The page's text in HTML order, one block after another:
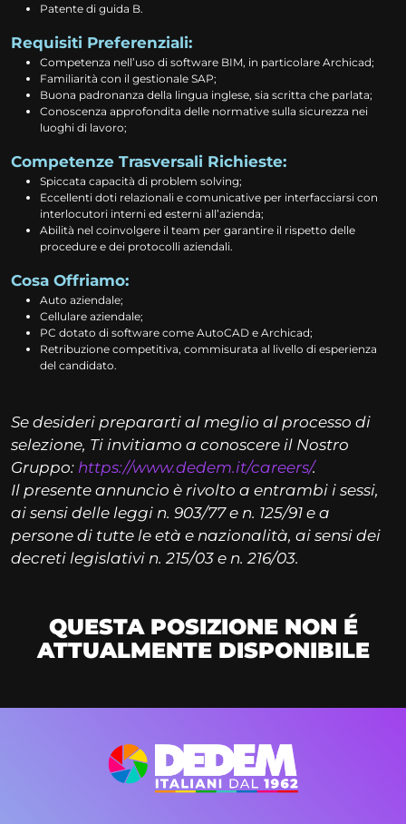
Patente di guida B.
Requisiti Preferenziali:
Competenza nell’uso di software BIM, in particolare Archicad;
Familiarità con il gestionale SAP;
Buona padronanza della lingua inglese, sia scritta che parlata;
Conoscenza approfondita delle normative sulla sicurezza nei
luoghi di lavoro;
Competenze Trasversali Richieste:
Spiccata capacità di problem solving;
Eccellenti doti relazionali e comunicative per interfacciarsi con
interlocutori interni ed esterni all’azienda;
Abilità nel coinvolgere il team per garantire il rispetto delle
procedure e dei protocolli aziendali.
Cosa Offriamo:
Auto aziendale;
Cellulare aziendale;
PC dotato di software come AutoCAD e Archicad;
Retribuzione competitiva, commisurata al livello di esperienza
del candidato.
Se desideri prepararti al meglio al processo di
selezione, Ti invitiamo a conoscere il Nostro
Gruppo: https://www.dedem.it/careers/.
Il presente annuncio è rivolto a entrambi i sessi,
ai sensi delle leggi n. 903/77 e n. 125/91 e a
persone di tutte le età e nazionalità, ai sensi dei
decreti legislativi n. 215/03 e n. 216/03.
QUESTA POSIZIONE NON É
ATTUALMENTE DISPONIBILE